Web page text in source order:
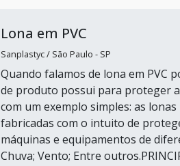
Lona em PVC
Sanplastyc / São Paulo - SP
Quando falamos de lona em PVC
de produto possui para proteger
com um exemplo simples: as
fabricadas com o intuito de
máquinas e equipamentos de
Chuva; Vento; Entre